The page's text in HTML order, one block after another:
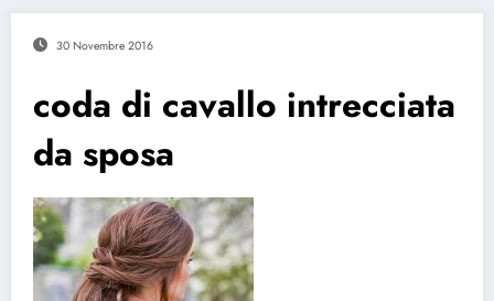
30 Novembre 2016
coda di cavallo intrecciata
da sposa